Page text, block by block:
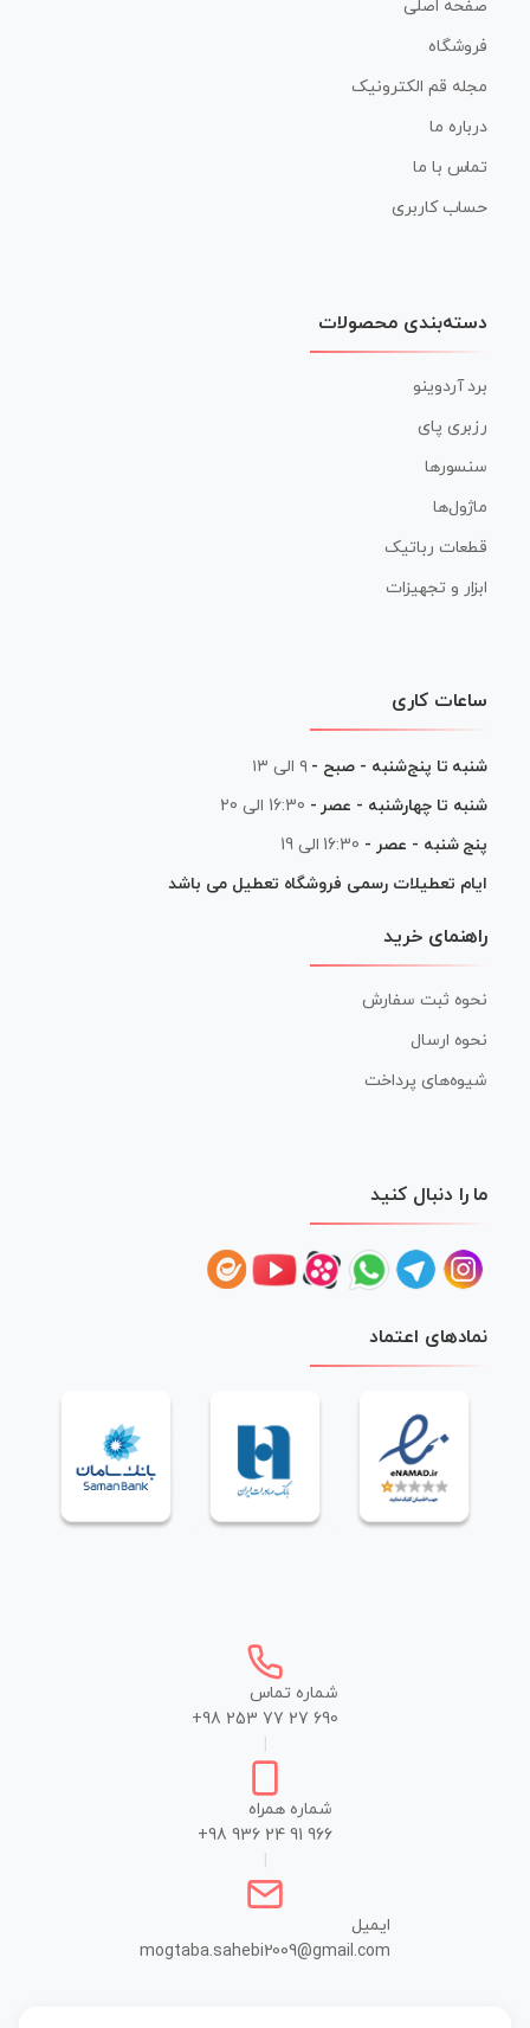
صفحه اصلی
فروشگاه
مجله قم الکترونیک
درباره ما
تماس با ما
حساب کاربری
دسته‌بندی محصولات
برد آردوینو
رزبری پای
سنسورها
ماژول‌ها
قطعات رباتیک
ابزار و تجهیزات
ساعات کاری
شنبه تا پنج‌شنبه - صبح - ۹ الی ۱۳
شنبه تا چهارشنبه - عصر - 16:30 الی 20
پنج شنبه - عصر - 16:30 الی 19
ایام تعطیلات رسمی فروشگاه تعطیل می باشد
راهنمای خرید
نحوه ثبت سفارش
نحوه ارسال
شیوه‌های پرداخت
ما را دنبال کنید
نمادهای اعتماد
شماره تماس
+98 253 77 27 690
شماره همراه
+98 936 24 91 966
ایمیل
mogtaba.sahebi2009@gmail.com